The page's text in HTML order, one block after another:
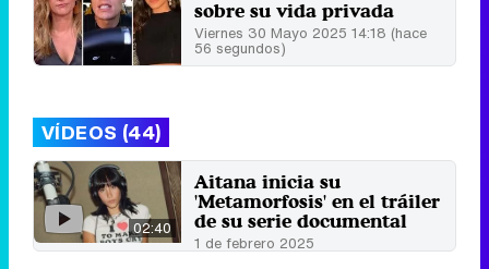
sobre su vida privada
Viernes 30 Mayo 2025 14:18 (hace
56 segundos)
VÍDEOS (44)
02:40
Aitana inicia su
'Metamorfosis' en el tráiler
de su serie documental
1 de febrero 2025